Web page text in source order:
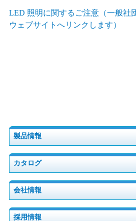
製品情報
カタログ
会社情報
採用情報
LED 照明に関するご注意（一般社
ウェブサイトへリンクします）